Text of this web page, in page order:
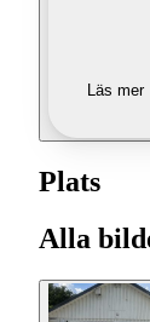
Läs mer
Plats
Alla